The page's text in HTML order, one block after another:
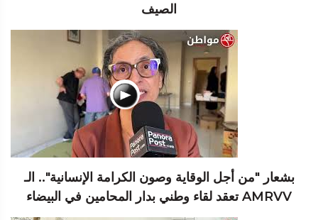
الصيف
بشعار "من أجل الوقاية وصون الكرامة الإنسانية".. الـ
AMRVV تعقد لقاء وطني بدار المحامين في البيضاء